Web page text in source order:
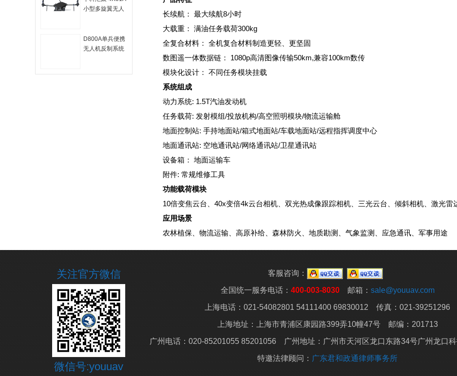
小型多旋翼无人
D800A单兵便携
无人机反制系统
长续航： 最大续航8小时
大载重： 满油任务载荷300kg
全复合材料： 全机复合材料制造更轻、更坚固
数图遥一体数据链： 1080p高清图像传输50km,兼容100km数传
模块化设计： 不同任务模块挂载
系统组成
动力系统: 1.5T汽油发动机
任务载荷: 发射模组/投放机构/高空照明模块/物流运输舱
地面控制站: 手持地面站/箱式地面站/车载地面站/远程指挥调度中心
地面通讯站: 空地通讯站/网络通讯站/卫星通讯站
设备箱： 地面运输车
附件: 常规维修工具
功能载荷模块
10倍变焦云台、40x变倍4k云台相机、双光热成像跟踪相机、三光云台、倾斜相机、激光雷
应用场景
农林植保、物流运输、高原补给、森林防火、地质勘测、气象监测、应急通讯、军事用途
客服咨询：
全国统一服务电话：400-003-8030邮箱：sale@youuav.com
上海电话：021-54082801 54111400 69830012 传真：021-39251296
上海地址：上海市青浦区康园路399弄10幢47号 邮编：201713
广州电话：020-85201055 85201056 广州地址：广州市天河区龙口东路34号广州龙口
特邀法律顾问：广东君和政通律师事务所
关注官方微信
微信号:youuav